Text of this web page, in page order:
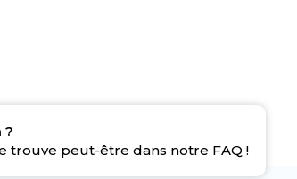
?
trouve peut-être dans notre FAQ !